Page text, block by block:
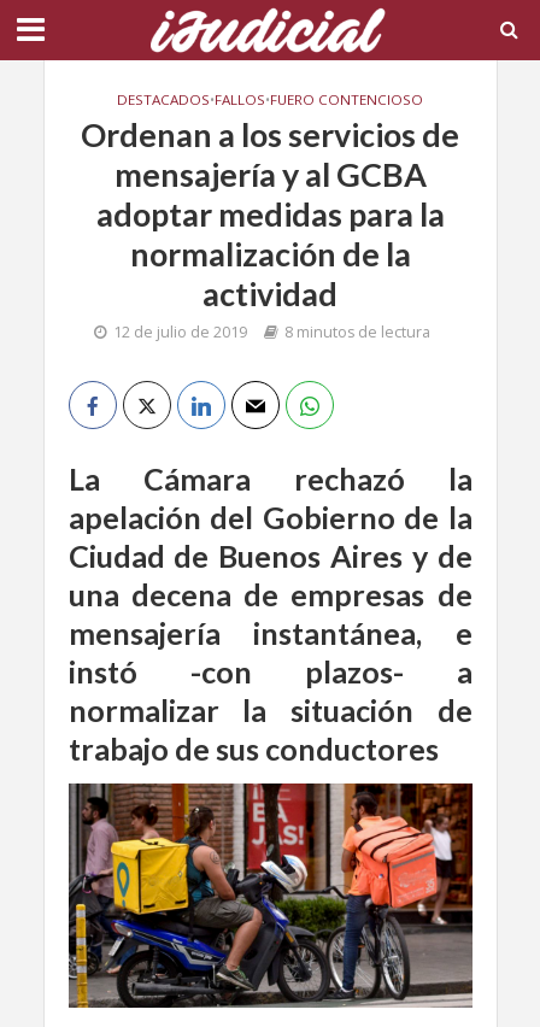
DESTACADOS•FALLOS•FUERO CONTENCIOSO
Ordenan a los servicios de
mensajería y al GCBA
adoptar medidas para la
normalización de la
actividad
12 de julio de 2019 8 minutos de lectura
La Cámara rechazó la
apelación del Gobierno de la
Ciudad de Buenos Aires y de
una decena de empresas de
mensajería instantánea, e
instó -con plazos- a
normalizar la situación de
trabajo de sus conductores